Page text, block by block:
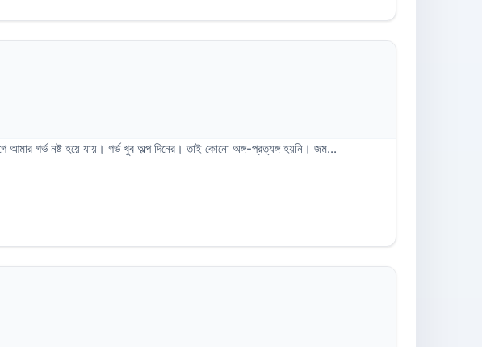
আমার গর্ভ নষ্ট হয়ে যায়। গর্ভ খুব অল্প দিনের। তাই কোনো অঙ্গ-প্রত্যঙ্গ হয়নি। জম...